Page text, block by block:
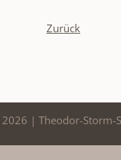
Zurück
2026 | Theodor-Storm-